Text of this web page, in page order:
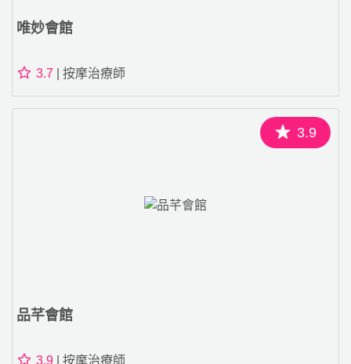
唯妙會館
3.7 | 按摩治療師
3.9
品芊會館
3.9 | 按摩治療師